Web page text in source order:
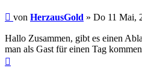
Beitrag
von HerzausGold » Do 11 Mai,
Hallo Zusammen, gibt es einen
man als Gast für einen Tag